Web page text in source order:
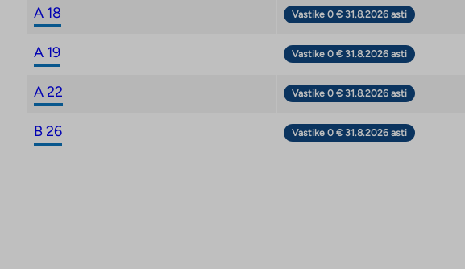
A 18 Vastike 0 € 31.8.2026 asti
A 19 Vastike 0 € 31.8.2026 asti
A 22 Vastike 0 € 31.8.2026 asti
B 26 Vastike 0 € 31.8.2026 asti